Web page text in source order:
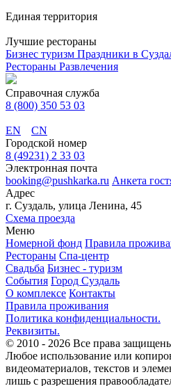
Единая территория
Лучшие рестораны
Бизнес туризм Праздники в
Рестораны Развлечения
Справочная служба
8 (800) 350 53 03
EN
CN
Городской номер
8 (49231) 2 33 03
Электронная почта
booking@pushkarka.ru Анкета
Адрес
г. Суздаль, улица Ленина, 45
Схема проезда
Меню
Номерной фонд Правила
Рестораны Спа-центр
Свадьба Бизнес - туризм
События Город Суздаль
О комплексе Контакты
Правила проживания
Политика конфиденциальности.
Реквизиты.
© 2010 - 2026 Все права
Любое использование или
видеоматериалов, текстов и
лишь с разрешения